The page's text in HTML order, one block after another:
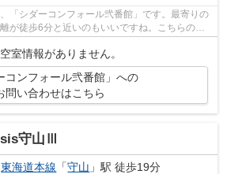
「シダーコンフォール弐番館」です。最寄りの
が徒歩6分と近いのもいいですね。こちらの物
室情報がありません。
コンフォール弐番館」への
問い合わせはこちら
守山Ⅲ
東海道本線 「守山 」駅 徒歩19分